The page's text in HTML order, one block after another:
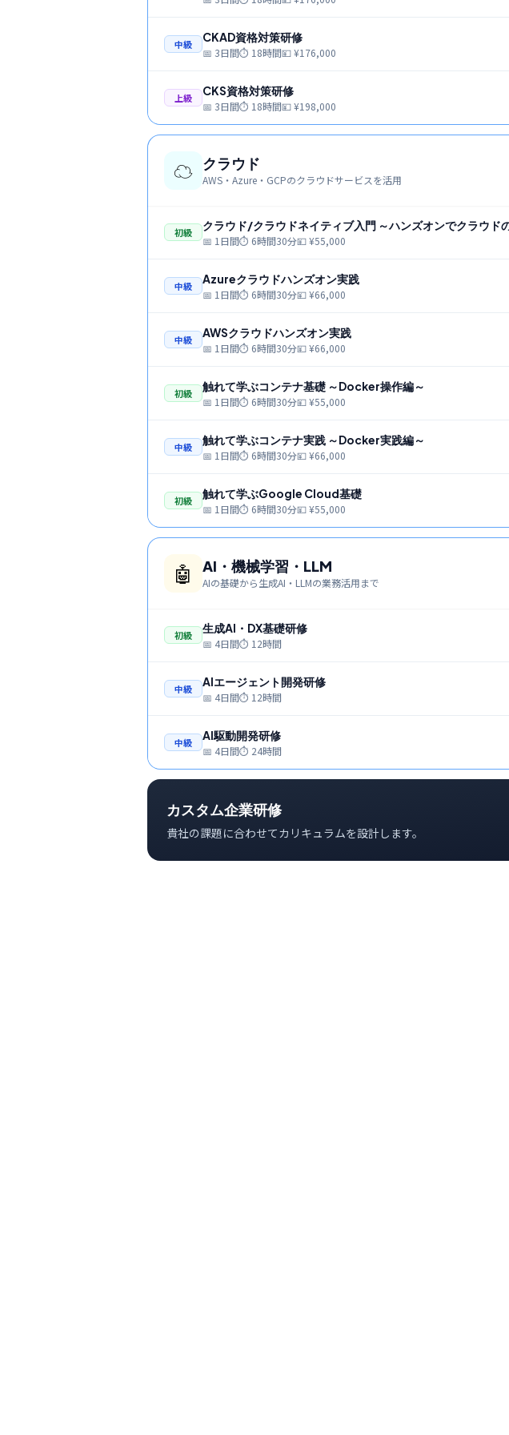
中級 CKAD資格対策研修
📅 3日間⏱ 18時間💴 ¥176,000
上級 CKS資格対策研修
📅 3日間⏱ 18時間💴 ¥198,000
☁️ クラウド
AWS・Azure・GCPのクラウドサービスを活用
初級 クラウド/クラウドネイティブ入門 ～ハンズオンでクラウド
📅 1日間⏱ 6時間30分💴 ¥55,000
中級 Azureクラウドハンズオン実践
📅 1日間⏱ 6時間30分💴 ¥66,000
中級 AWSクラウドハンズオン実践
📅 1日間⏱ 6時間30分💴 ¥66,000
初級 触れて学ぶコンテナ基礎 ～Docker操作編～
📅 1日間⏱ 6時間30分💴 ¥55,000
中級 触れて学ぶコンテナ実践 ～Docker実践編～
📅 1日間⏱ 6時間30分💴 ¥66,000
初級 触れて学ぶGoogle Cloud基礎
📅 1日間⏱ 6時間30分💴 ¥55,000
🤖 AI・機械学習・LLM
AIの基礎から生成AI・LLMの業務活用まで
初級 生成AI・DX基礎研修
📅 4日間⏱ 12時間
中級 AIエージェント開発研修
📅 4日間⏱ 12時間
中級 AI駆動開発研修
📅 4日間⏱ 24時間
カスタム企業研修
貴社の課題に合わせてカリキュラムを設計します。